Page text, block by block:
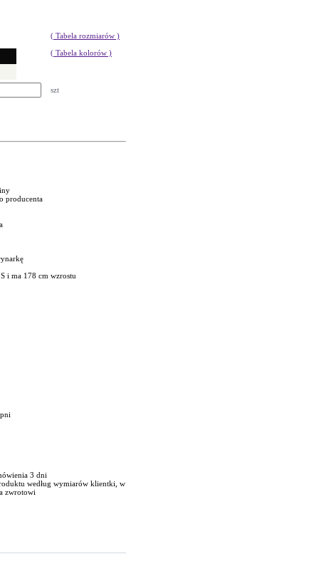
( Tabela rozmiarów )
( Tabela kolorów )
szt
producenta
i ma 178 cm wzrostu
3 dni
według wymiarów klientki, w
zwrotowi